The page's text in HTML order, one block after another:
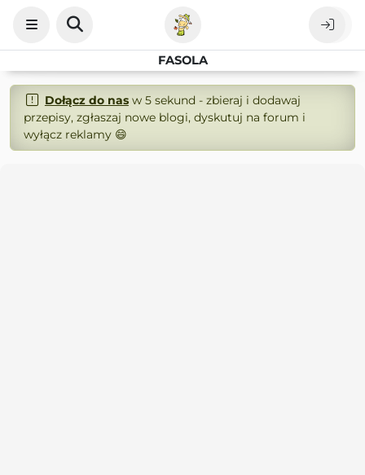
FASOLA
Dołącz do nasw 5 sekund - zbieraj i dodawaj
przepisy, zgłaszaj nowe blogi, dyskutuj na forum i
wyłącz reklamy 😄